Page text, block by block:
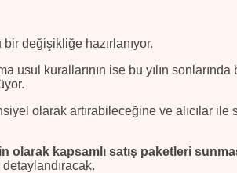
değişikliğe hazırlanıyor.
usul kurallarının ise bu yılın
olarak artırabileceğine ve alıcılar ile
olarak kapsamlı satış paketleri